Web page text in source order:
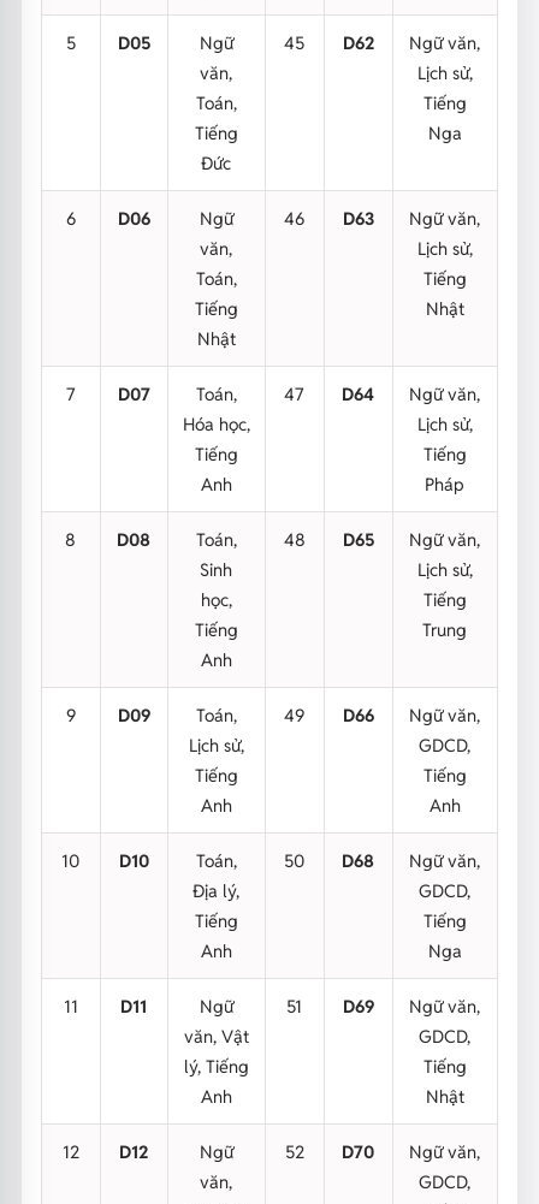
5 D05
Ngữ
văn,
Toán,
Tiếng
Đức
45 D62
Ngữ văn,
Lịch sử,
Tiếng
Nga
6 D06
Ngữ
văn,
Toán,
Tiếng
Nhật
46 D63
Ngữ văn,
Lịch sử,
Tiếng
Nhật
7 D07
Toán,
Hóa học,
Tiếng
Anh
47 D64
Ngữ văn,
Lịch sử,
Tiếng
Pháp
8 D08
Toán,
Sinh
học,
Tiếng
Anh
48 D65
Ngữ văn,
Lịch sử,
Tiếng
Trung
9 D09
Toán,
Lịch sử,
Tiếng
Anh
49 D66
Ngữ văn,
GDCD,
Tiếng
Anh
10 D10
Toán,
Địa lý,
Tiếng
Anh
50 D68
Ngữ văn,
GDCD,
Tiếng
Nga
11 D11
Ngữ
văn, Vật
lý, Tiếng
Anh
51 D69
Ngữ văn,
GDCD,
Tiếng
Nhật
12 D12
Ngữ
văn,
52 D70
Ngữ văn,
GDCD,